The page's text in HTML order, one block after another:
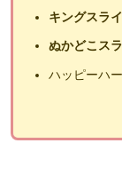
キングスラ
ぬかどこス
ハッピーハ